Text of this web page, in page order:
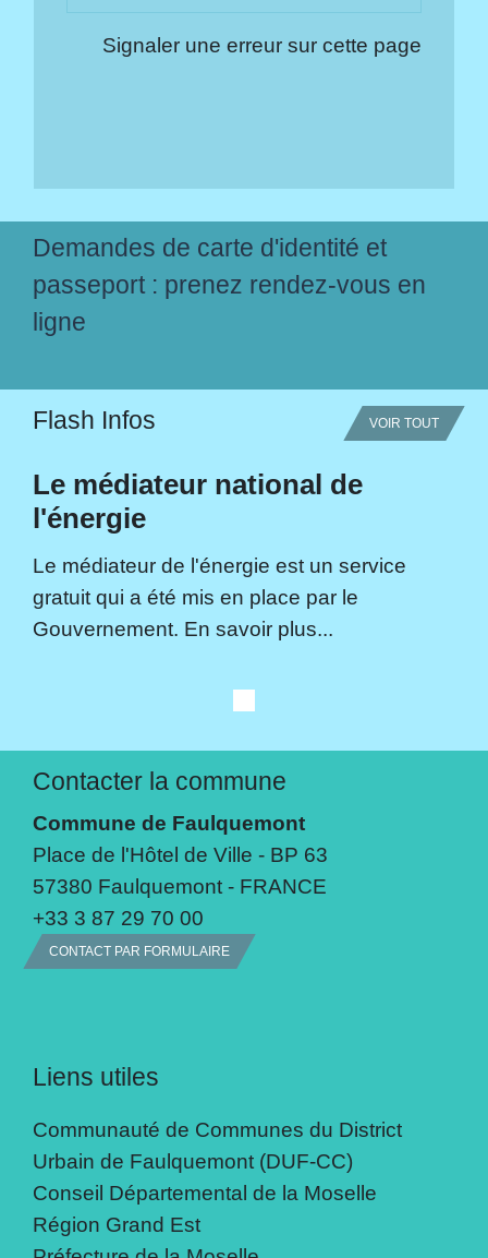
Signaler une erreur sur cette page
Demandes de carte d'identité et
passeport : prenez rendez-vous en
ligne
Flash Infos VOIR TOUT
Le médiateur national de
l'énergie
Le médiateur de l'énergie est un service
gratuit qui a été mis en place par le
Gouvernement. En savoir plus...
Contacter la commune
Commune de Faulquemont
Place de l'Hôtel de Ville - BP 63
57380 Faulquemont - FRANCE
+33 3 87 29 70 00
CONTACT PAR FORMULAIRE
Liens utiles
Communauté de Communes du District
Urbain de Faulquemont (DUF-CC)
Conseil Départemental de la Moselle
Région Grand Est